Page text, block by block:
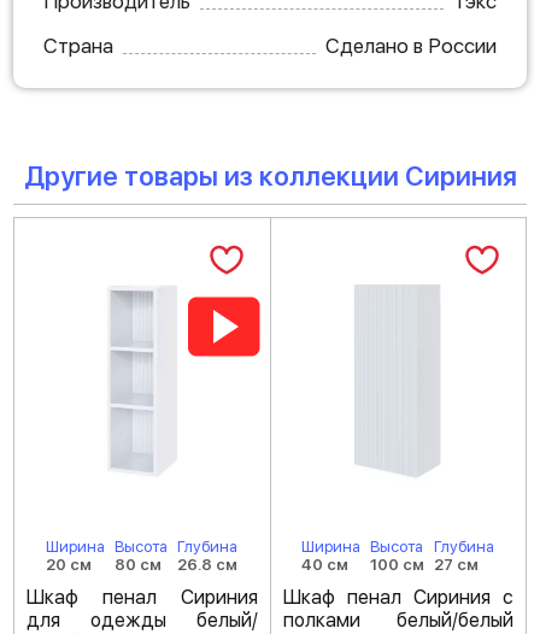
Страна
Сделано в России
Другие товары из коллекции Сириния
Ширина
20 см
Высота
80 см
Глубина
26.8 см
Шкаф пенал Сириния
для одежды белый/
Ширина
40 см
Высота
100 см
Глубина
27 см
Шкаф пенал Сириния с
полками белый/белый